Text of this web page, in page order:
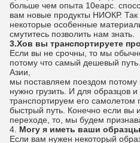
больше чем опыта 10еарс.
вам новые продукты НИОКР. Так
некоторые особенные
смутитесь позволить нам знать.
3.Хов вы транспортируете
Если вы не срочны, то мы
потому что самый дешевый
Азии,
мы поставляем поездом потому
нужно грузить. И для образцов
транспортируем его самолетом
быстрый путь. Конечно если
переходе, то, мы будем
4. Могу я иметь ваши
Если вам нужен некоторый